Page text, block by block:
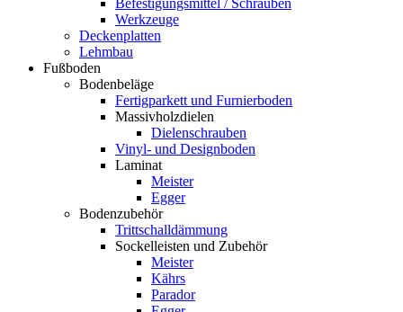
Befestigungsmittel / Schrauben
Werkzeuge
Deckenplatten
Lehmbau
Fußboden
Bodenbeläge
Fertigparkett und Furnierboden
Massivholzdielen
Dielenschrauben
Vinyl- und Designboden
Laminat
Meister
Egger
Bodenzubehör
Trittschalldämmung
Sockelleisten und Zubehör
Meister
Kährs
Parador